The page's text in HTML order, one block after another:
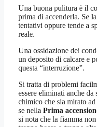
Una buona pulitura è il
prima di accenderla. Se
tentativi oppure tende a
reale.
Una ossidazione dei
un deposito di calcare e
questa “interruzione”.
Si tratta di problemi
essere eliminati anche
chimico che sia mirato
se nella Prima
si nota che la fiamma